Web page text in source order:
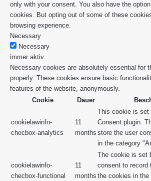
only with your consent. You also have the
cookies. But opting out of some of these
browsing experience.
Necessary
Necessary
immer aktiv
Necessary cookies are absolutely essential for
properly. These cookies ensure basic
features of the website, anonymously.
Cookie
Dauer
cookielawinfo-
checbox-analytics
11
months
This cookie is set
Consent plugin.
store the user
in the category
cookielawinfo-
checbox-functional
11
months
The cookie is set
consent to record
the cookies in the